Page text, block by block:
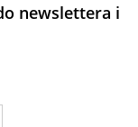
newslettera i